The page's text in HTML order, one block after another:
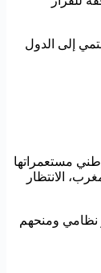
الإسبانية تنتمي إلى الدول
مستعمراتها
الانتظار
الوزراء بيدرو سانشيز الاشتراكية. وتستهدف الحكومة الإسبانية تسوية أوضاع نحو 500,000 مهاجر غير نظامي ومنحهم